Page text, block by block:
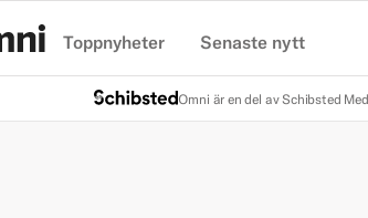
Toppnyheter Senaste nytt
Omni är en del av Schibsted